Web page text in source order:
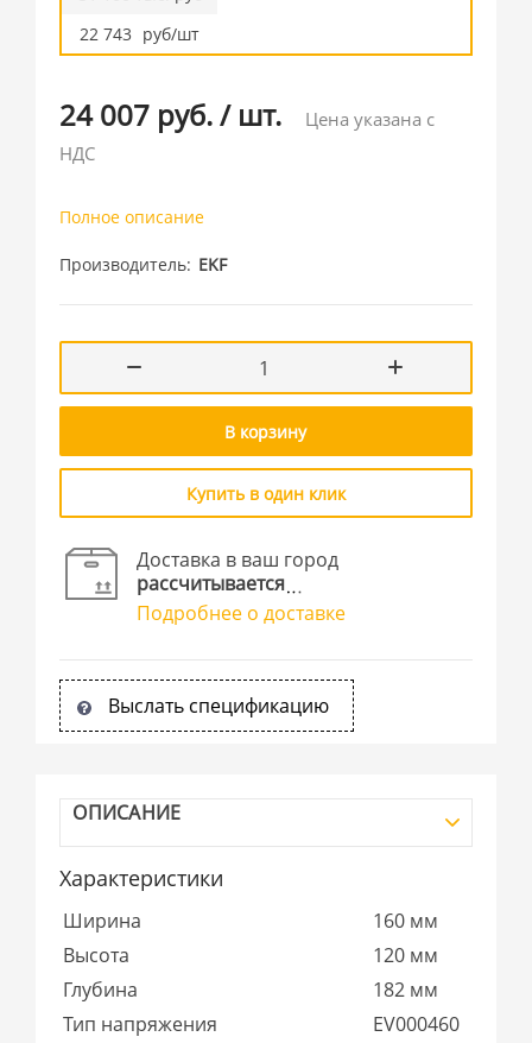
22 743 руб/шт
24 007 руб./ шт.
Цена указана с
НДС
Полное описание
Производитель EKF
В корзину
Купить в один клик
Доставка в ваш город
рассчитывается
Подробнее о доставке
Выслать спецификацию
ОПИСАНИЕ
Характеристики
Ширина
160 мм
Высота
120 мм
Глубина
182 мм
Тип напряжения
EV000460